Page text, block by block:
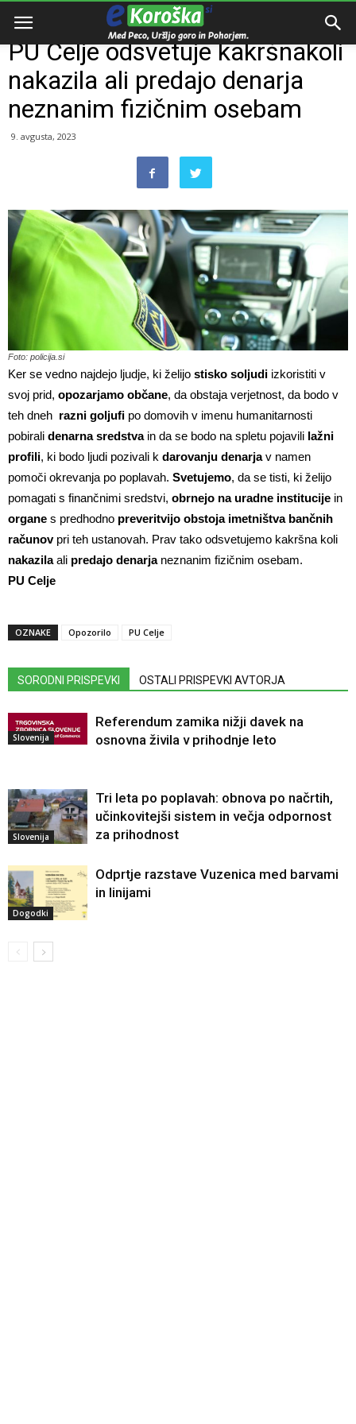
Domov
PU Celje odsvetuje kakršnakoli
nakazila ali predajo denarja
neznanim fizičnim osebam
9. avgusta, 2023
Foto: policija.si
Ker se vedno najdejo ljudje, ki želijo stisko soljudi izkoristiti v
svoj prid, opozarjamo občane, da obstaja verjetnost, da bodo v
teh dneh razni goljufi po domovih v imenu humanitarnosti
pobirali denarna sredstvain da se bodo na spletu pojavili lažni
profili, ki bodo ljudi pozivali k darovanju denarjav namen
pomoči okrevanja po poplavah. Svetujemo, da se tisti, ki želijo
pomagati s finančnimi sredstvi, obrnejo na uradne institucije in
organe s predhodno preveritvijo obstoja imetništva bančnih
računovpri teh ustanovah. Prav tako odsvetujemo kakršna koli
nakazilaali predajo denarjaneznanim fizičnim osebam.
PU Celje
OZNAKE Opozorilo PU Celje
SORODNI PRISPEVKI OSTALI PRISPEVKI AVTORJA
Slovenija
Referendum zamika nižji davek na
osnovna živila v prihodnje leto
Slovenija
Tri leta po poplavah: obnova po načrtih,
učinkovitejši sistem in večja odpornost
za prihodnost
Dogodki
Odprtje razstave Vuzenica med barvami
in linijami